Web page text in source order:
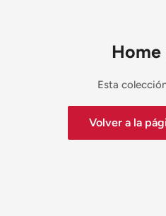
Home
Esta
Volver a la